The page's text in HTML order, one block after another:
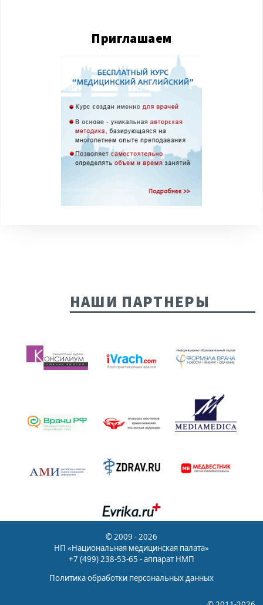
Приглашаем
НАШИ ПАРТНЕРЫ
© 2009 - 2026
НП «Национальная медицинская палата»
+7 (499) 238-53-65 - аппарат НМП
Политика обработки персональных данных